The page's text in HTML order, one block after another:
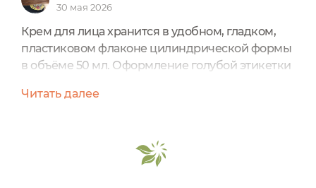
30 мая 2026
Крем для лица хранится в удобном, гладком,
пластиковом флаконе цилиндрической формы
в объёме 50 мл. Оформление голубой этикетки
орнаментов, вензелёчков, рисунков и линий.
продукт указана на влагоустойчивой наклейке,
приклеенной на флакончик.Дата изготовления:
Читать далее